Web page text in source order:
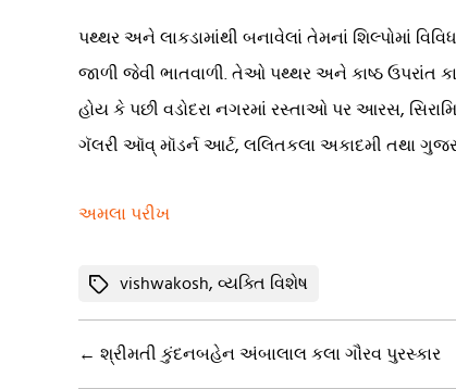
પથ્થર અને લાકડામાંથી બનાવેલાં તેમનાં શિલ્પોમાં
જાળી જેવી ભાતવાળી. તેઓ પથ્થર અને કાષ્ઠ ઉપરાંત
હોય કે પછી વડોદરા નગરમાં રસ્તાઓ પર આરસ,
ગૅલરી ઑવ્ મૉડર્ન આર્ટ, લલિતકલા અકાદમી તથા
અમલા પરીખ
Tagsvishwakosh, વ્યક્તિ વિશેષ
← શ્રીમતી કુંદનબહેન અંબાલાલ કલા ગૌરવ પુરસ્કાર